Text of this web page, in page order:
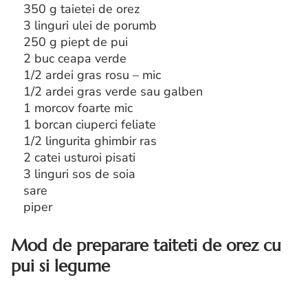
350 g taietei de orez
3 linguri ulei de porumb
250 g piept de pui
2 buc ceapa verde
1/2 ardei gras rosu – mic
1/2 ardei gras verde sau galben
1 morcov foarte mic
1 borcan ciuperci feliate
1/2 lingurita ghimbir ras
2 catei usturoi pisati
3 linguri sos de soia
sare
piper
Mod de preparare taiteti de orez cu
pui si legume